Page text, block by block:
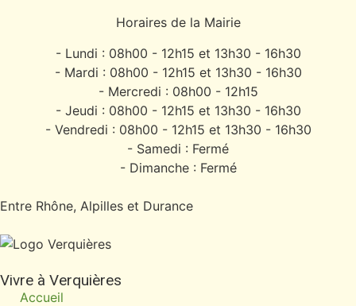
Horaires de la Mairie
- Lundi : 08h00 - 12h15 et 13h30 - 16h30
- Mardi : 08h00 - 12h15 et 13h30 - 16h30
- Mercredi : 08h00 - 12h15
- Jeudi : 08h00 - 12h15 et 13h30 - 16h30
- Vendredi : 08h00 - 12h15 et 13h30 - 16h30
- Samedi : Fermé
- Dimanche : Fermé
Entre Rhône, Alpilles et Durance
Vivre à Verquières
Accueil